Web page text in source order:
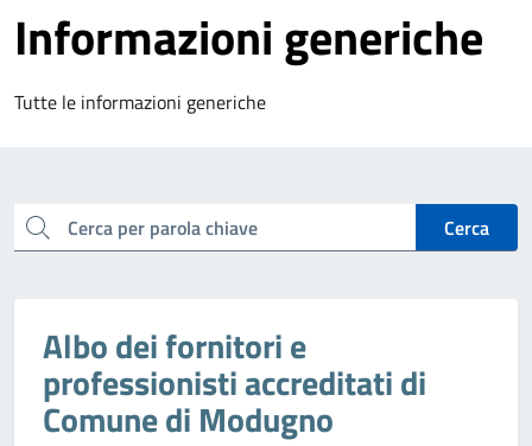
Informazioni generiche
Tutte le informazioni generiche
cerca Cerca
Albo dei fornitori e
professionisti accreditati di
Comune di Modugno